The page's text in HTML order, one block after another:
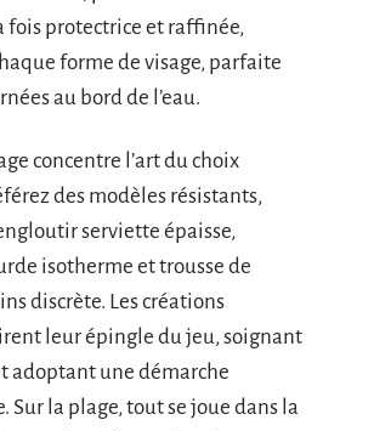
fois protectrice et raffinée,
forme de visage, parfaite
au bord de l’eau.
concentre l’art du choix
des modèles résistants,
serviette épaisse,
isotherme et trousse de
discrète. Les créations
leur épingle du jeu, soignant
adoptant une démarche
Sur la plage, tout se joue dans la